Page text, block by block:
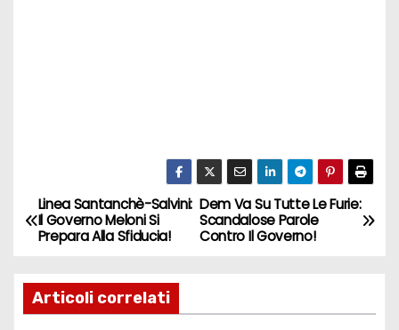
N
a
v
Dem Va Su Tutte Le Furie:
Scandalose Parole
Contro Il Governo!
Linea Santanchè-Salvini:
Il Governo Meloni Si
Prepara Alla Sfiducia!
Articoli correlati